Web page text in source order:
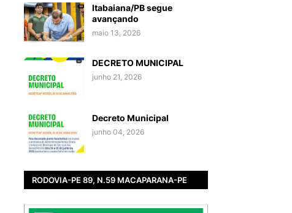
Itabaiana/PB segue
avançando
maio 13, 2026
DECRETO MUNICIPAL
junho 21, 2026
Decreto Municipal
junho 04, 2026
RODOVIA-PE 89, N.59 MACAPARANA-PE